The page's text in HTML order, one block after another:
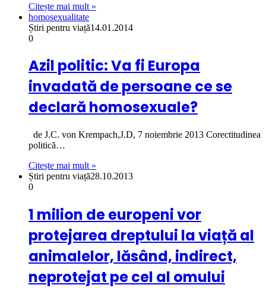
Citește mai mult »
homosexualitate
Știri pentru viață14.01.2014
0
Azil politic: Va fi Europa
invadată de persoane ce se
declară homosexuale?
de J.C. von Krempach,J.D, 7 noiembrie 2013 Corectitudinea
politică…
Citește mai mult »
Știri pentru viață28.10.2013
0
1 milion de europeni vor
protejarea dreptului la viață al
animalelor, lăsând, indirect,
neprotejat pe cel al omului